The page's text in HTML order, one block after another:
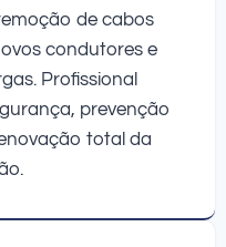
de cabos
condutores e
Profissional
prevenção
total da